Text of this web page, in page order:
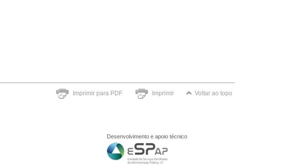
Imprimir para PDF Imprimir Voltar ao topo
Desenvolvimento e apoio técnico